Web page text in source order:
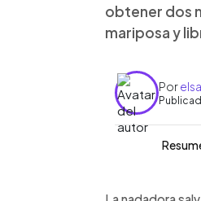
obtener dos
mariposa y
Por
►
La